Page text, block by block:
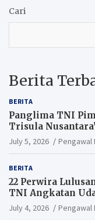
Cari
Berita
BERITA
Panglima TNI
Trisula
Perang Modern
July 5, 2026 Pengawal
BERITA
22 Perwira
TNI Angkatan
July 4, 2026 Pengawal